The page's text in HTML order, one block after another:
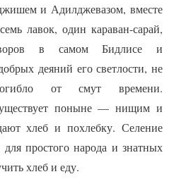
и Адилджевазом, вместе
лавок, один караван-сарай,
в самом Бидлисе и
деяний его светлости, не
от смут времени.
поныне — нищим и
хлеб и похлебку. Селение
простого народа и знатных
хлеб и еду.